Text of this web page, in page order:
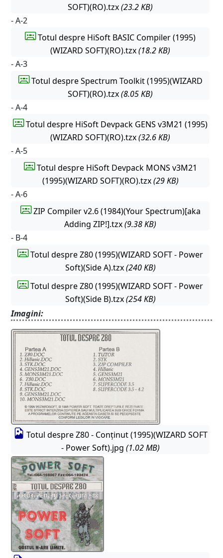
SOFT)(RO).tzx(23.2 KB)
- A-2
Totul despre HiSoft BASIC Compiler (1995)
(WIZARD SOFT)(RO).tzx(18.2 KB)
- A-3
Totul despre Spectrum Toolkit (1995)(WIZARD
SOFT)(RO).tzx(8.05 KB)
- A-4
Totul despre HiSoft Devpack GENS v3M21 (1995)
(WIZARD SOFT)(RO).tzx(32.6 KB)
- A-5
Totul despre HiSoft Devpack MONS v3M21
(1995)(WIZARD SOFT)(RO).tzx(29 KB)
- A-6
ZIP Compiler v2.6 (1984)(Your Spectrum)[aka
Adding ZIP!].tzx(9.38 KB)
- B-4
Totul despre Z80 (1995)(WIZARD SOFT - Power
Soft)(Side A).tzx(240 KB)
Totul despre Z80 (1995)(WIZARD SOFT - Power
Soft)(Side B).tzx(254 KB)
Imagini:
Totul despre Z80 - Conținut (1995)(WIZARD SOFT
- Power Soft).jpg (1.02 MB)